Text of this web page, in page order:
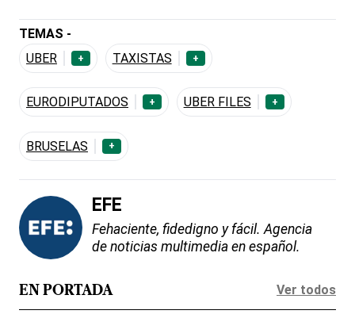
TEMAS -
UBER
+ TAXISTAS +
EURODIPUTADOS + UBER FILES +
BRUSELAS +
EFE
Fehaciente, fidedigno y fácil. Agencia
de noticias multimedia en español.
EN PORTADA Ver todos